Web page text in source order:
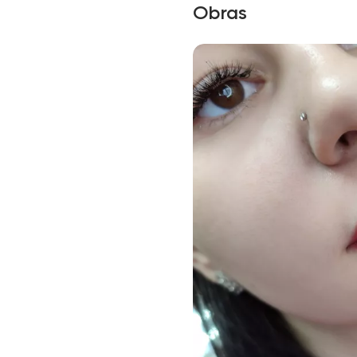
Obras